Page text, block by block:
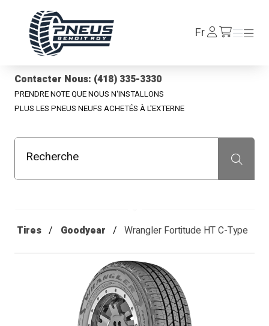
FrSe
connecter/fr/cart
Menu
Menu
Contacter Nous: (418) 335-3330
PRENDRE NOTE QUE NOUS N'INSTALLONS
PLUS LES PNEUS NEUFS ACHETÉS À L'EXTERNE
Recherche Recherche
Tires Goodyear Wrangler Fortitude HT C-Type